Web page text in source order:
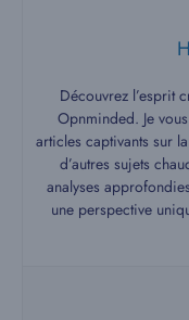
Découvrez l’esprit
Opnminded. Je
articles captivants sur
d’autres sujets
analyses
une perspective